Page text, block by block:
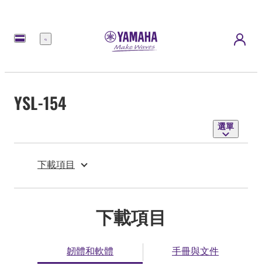
選
YSL-154
選單
下載項目
下載項目
韌體和軟體 手冊與文件